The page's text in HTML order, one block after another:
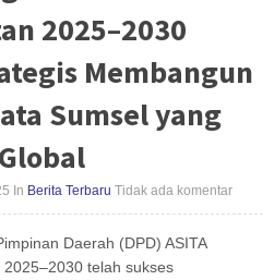
2025–2030
Membangun
Sumsel yang
In Berita Terbaru Tidak ada komentar
Daerah (DPD) ASITA
telah sukses